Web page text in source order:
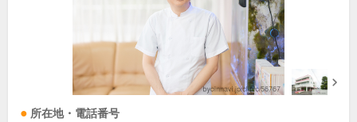
所在地・電話番号